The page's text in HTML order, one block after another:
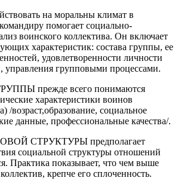
на моральны климат в
помогает социально-
воинского коллектива. Он включает
характеристик: состава группы, ее
удовлетворенности личности
управления групповыми процессами.
прежде всего понимаются
характеристики воинов
/возраст,образование, социальное
данные, профессиональные качества/.
СТРУКТУРЫ предполагает
социальной структуры отношений
Практика показывает, что чем выше
крепче его сплоченность.